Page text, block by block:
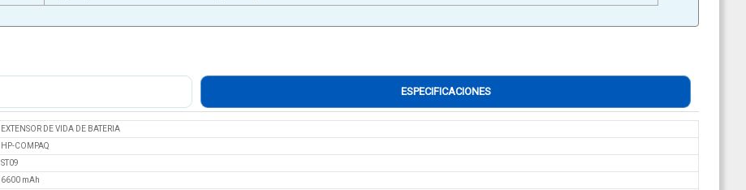
ESPECIFICACIONES
EXTENSOR DE VIDA DE BATERIA
HP-COMPAQ
ST09
6600 mAh